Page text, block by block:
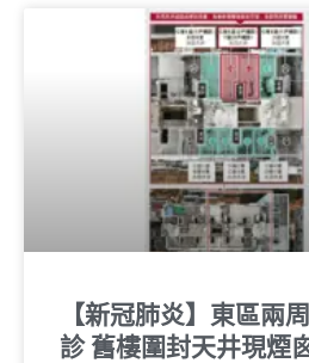
【新冠肺炎】東區兩
診 舊樓圍封天井現煙